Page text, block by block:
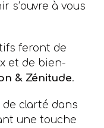
s’ouvre à vous
feront de
et de bien-
& Zénitude.
de clarté dans
une touche